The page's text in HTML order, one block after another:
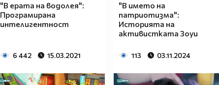
"В ерата на водолея":
Програмирана
интелигентност
6 442 15.03.2021
"В името на
патриотизма":
Историята на
активистката Зоуи
113 03.11.2024